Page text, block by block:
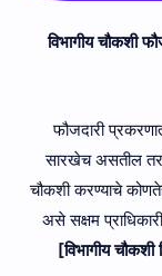
विभागीय चौकशी
फौजदारी
सारखेच असतील तर
चौकशी करण्याचे
असे सक्षम
[विभागीय